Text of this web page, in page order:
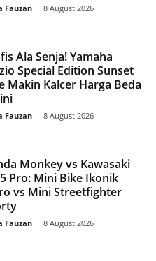
Fauzan 8 August 2026
Ala Senja! Yamaha
Special Edition Sunset
Makin Kalcer Harga Beda
Fauzan 8 August 2026
Monkey vs Kawasaki
Pro: Mini Bike Ikonik
vs Mini Streetfighter
Fauzan 8 August 2026